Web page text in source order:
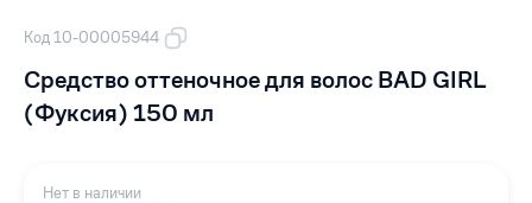
Код 10-00005944
Средство оттеночное для волос BAD GIRL
(Фуксия) 150 мл
Нет в наличии